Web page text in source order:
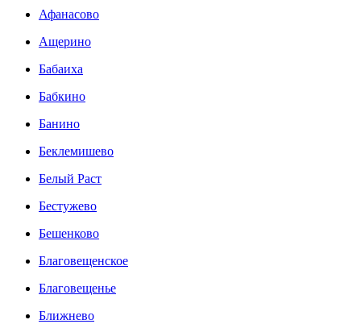
Афанасово
Ащерино
Бабаиха
Бабкино
Банино
Беклемишево
Белый Раст
Бестужево
Бешенково
Благовещенское
Благовещенье
Ближнево